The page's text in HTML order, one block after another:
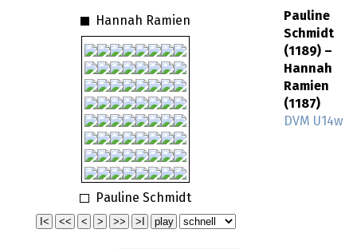
Hannah Ramien
Pauline Schmidt
Pauline
Schmidt
(1189) –
Hannah
Ramien
(1187)
DVM U14w